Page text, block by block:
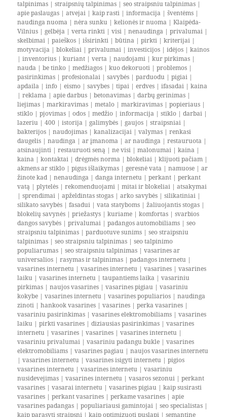
talpinimas |straipsnių talpinimas |seo straipsniu talpinimas |
apie paslaugas |atvejai |kaip rasti |informacija |šventėms |
naudinga nuoma |nėra sunku |kelionės ir nuoma |Klaipėda-
Vilnius | gelbėja |verta rinkti |visi |nenaudinga |privalumai |
skelbimai |paieškos |išsirinkti |būtina |pirkti |kriterijai |
motyvacija |blokeliai |privalumai |investicijos |idėjos |kainos
|inventorius |kuriant |verta |naudojami |kur pirkimas |
nauda |be tinko |medžiagos |kuo dekoruoti |problemos |
pasirinkimas |profesionalai |savybės |parduodu |pigiai |
apdaila |info |eismo |savybes |tipai |erdves |ifasadai |kaina
|reklama |apie darbus |betonavimas |darbų gerinimas |
liejimas |markiravimas |metalo |markiravimas |popieriaus |
stiklo |pjovimas |odos |medžio |informacija |stiklo |darbai |
lazeriu |400 |istorija | galimybės | gaujos |straipsniai |
bakterijos |naudojimas |kanalizacijai |valymas |renkasi
daugelis |naudinga |ar įmanoma |ar naudinga |restauruota |
atsinaujinti |restauruoti seną |ne visi |malonumai |kaina |
kaina |kontaktai |drėgmės norma |blokeliai |klijuoti pačiam |
akmens ar stiklo |pigus išlaikymas | geresnė vata |namuose |ar
žinote kad |nenaudinga |danga internetu |perkant |perkant
vatą |plytelės |rekomenduojami |mitai ir blokeliai |atsakymai
|sprendimai |apželdintas stogas |arko savybės |silikatiniai |
silikato savybės |fasadui |vata statyboms |žaliuojantis stogas |
blokelių savynės |priežastys |kuriame |komfortas |svarbios
dangos savybės |privalumai |padangos automobiliams |seo
straipsniu talpinimas |parduotuve sunims |seo straipsniu
talpinimas |seo straipsniu talpinimas |seo talpinimo
populiarumas |seo straipsniu talpinimas |vasarines ar
universalios |rasymas ir talpinimas |padangos internetu |
vasarines internetu |vasarines internetu |vasarines |vasarines
laiku |vasarines internetu |taupantiems laika |vasariniu
pirkimas |naujos vasarines |vasarines pigiau |vasariniu
kokybe |vasarines internetu |vasarines populiarios |naudinga
zinoti |hankook vasarines |vasarines |perka vasarines |
vasariniu pasirinkimas |vasarines elektromobiliams |vasarines
laiku |pirkti vasarines |diziausias pasirinkimas |vasarines
internetu |vasarines |vasarines |vasarines internetu |
vasariniu privalumai |vasariniu padangu bukle |vasarines
elektromobiliams |vasarines pagiau |naujos vasarines internetu
|vasarines internetu |vasarines isigyti internetu |pigios
vasarines internetu |vasarines internetu |vasariniu
nusidevejimas |vasarines internetu |vasaros sezonui |perkant
vasarines |vasarai internetu |vasarines pigiau |kaip susirasti
vasarines |perkant vasarines |perkame vasarines |apie
vasarines padangas |populiariausi gamintojai |seo specialistas |
kaip parasyti straipsni |kaip optimizuoti puslapi |semantine